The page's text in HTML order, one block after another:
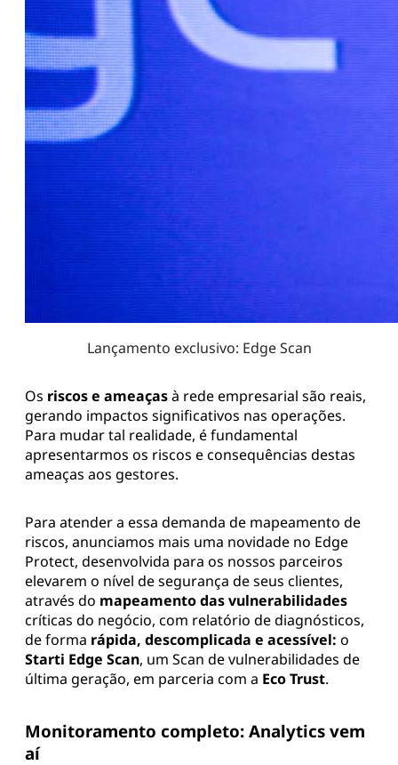
Lançamento exclusivo: Edge Scan
Os riscos e ameaçasà rede empresarial são reais,
gerando impactos significativos nas operações.
Para mudar tal realidade, é fundamental
apresentarmos os riscos e consequências destas
ameaças aos gestores.
Para atender a essa demanda de mapeamento de
riscos, anunciamos mais uma novidade no Edge
Protect, desenvolvida para os nossos parceiros
elevarem o nível de segurança de seus clientes,
através do mapeamento das vulnerabilidades
críticas do negócio, com relatório de diagnósticos,
de forma rápida, descomplicada e acessível: o
Starti Edge Scan, um Scan de vulnerabilidades de
última geração, em parceria com a Eco Trust.
Monitoramento completo: Analytics vem
aí